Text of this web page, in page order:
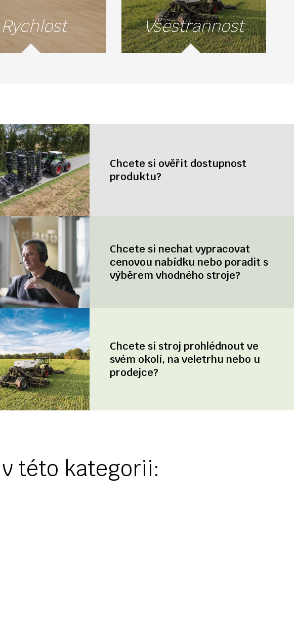
Rychlost Všestrannost
Chcete si ověřit dostupnost
produktu?
Chcete si nechat vypracovat
cenovou nabídku nebo poradit s
výběrem vhodného stroje?
Chcete si stroj prohlédnout ve
svém okolí, na veletrhu nebo u
prodejce?
této kategorii: